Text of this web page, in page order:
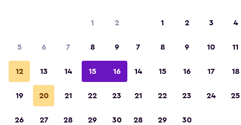
Ver precios
Ver precios Fotos
1 2
5 6 7 8 9
12 13 14 15 16
19 20 21 22 23
26 27 28 29 30
1 2 3 4
7 8 9 10 11
14 15 16 17 18
21 22 23 24 25
28 29 30